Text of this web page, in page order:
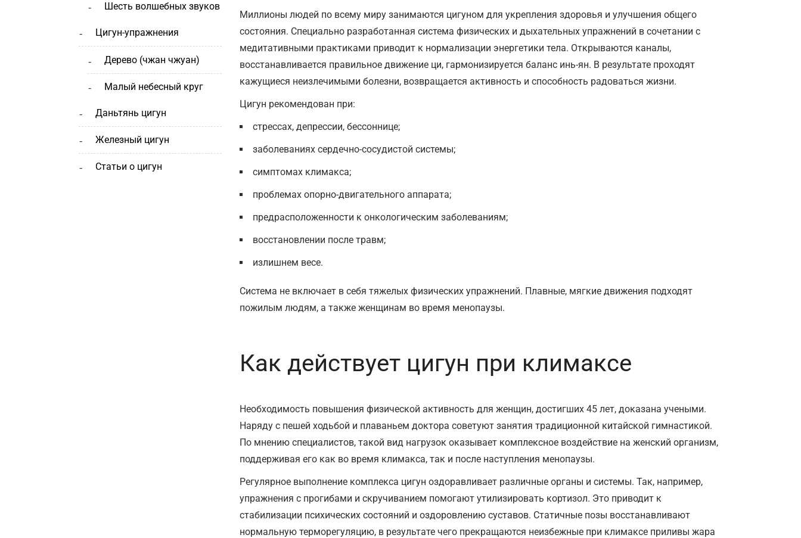
шесть волшебных звуков
цигун-упражнения
дерево (чжан чжуан)
малый небесный круг
даньтянь цигун
железный цигун
статьи о цигун
Миллионы людей по всему миру занимаются цигуном для укрепления здоровья и улучшения общего
состояния. Специально разработанная система физических и дыхательных упражнений в сочетании с
медитативными практиками приводит к нормализации энергетики тела. Открываются каналы,
восстанавливается правильное движение ци, гармонизируется баланс инь-ян. В результате проходят
кажущиеся неизлечимыми болезни, возвращается активность и способность радоваться жизни.
Цигун рекомендован при:
стрессах, депрессии, бессоннице;
заболеваниях сердечно-сосудистой системы;
симптомах климакса;
проблемах опорно-двигательного аппарата;
предрасположенности к онкологическим заболеваниям;
восстановлении после травм;
излишнем весе.
Система не включает в себя тяжелых физических упражнений. Плавные, мягкие движения подходят
пожилым людям, а также женщинам во время менопаузы.
Как действует цигун при климаксе
Необходимость повышения физической активность для женщин, достигших 45 лет, доказана учеными.
Наряду с пешей ходьбой и плаваньем доктора советуют занятия традиционной китайской гимнастикой.
По мнению специалистов, такой вид нагрузок оказывает комплексное воздействие на женский организм,
поддерживая его как во время климакса, так и после наступления менопаузы.
Регулярное выполнение комплекса цигун оздоравливает различные органы и системы. Так, например,
упражнения с прогибами и скручиванием помогают утилизировать кортизол. Это приводит к
стабилизации психических состояний и оздоровлению суставов. Статичные позы восстанавливают
нормальную терморегуляцию, в результате чего прекращаются неизбежные при климаксе приливы жара